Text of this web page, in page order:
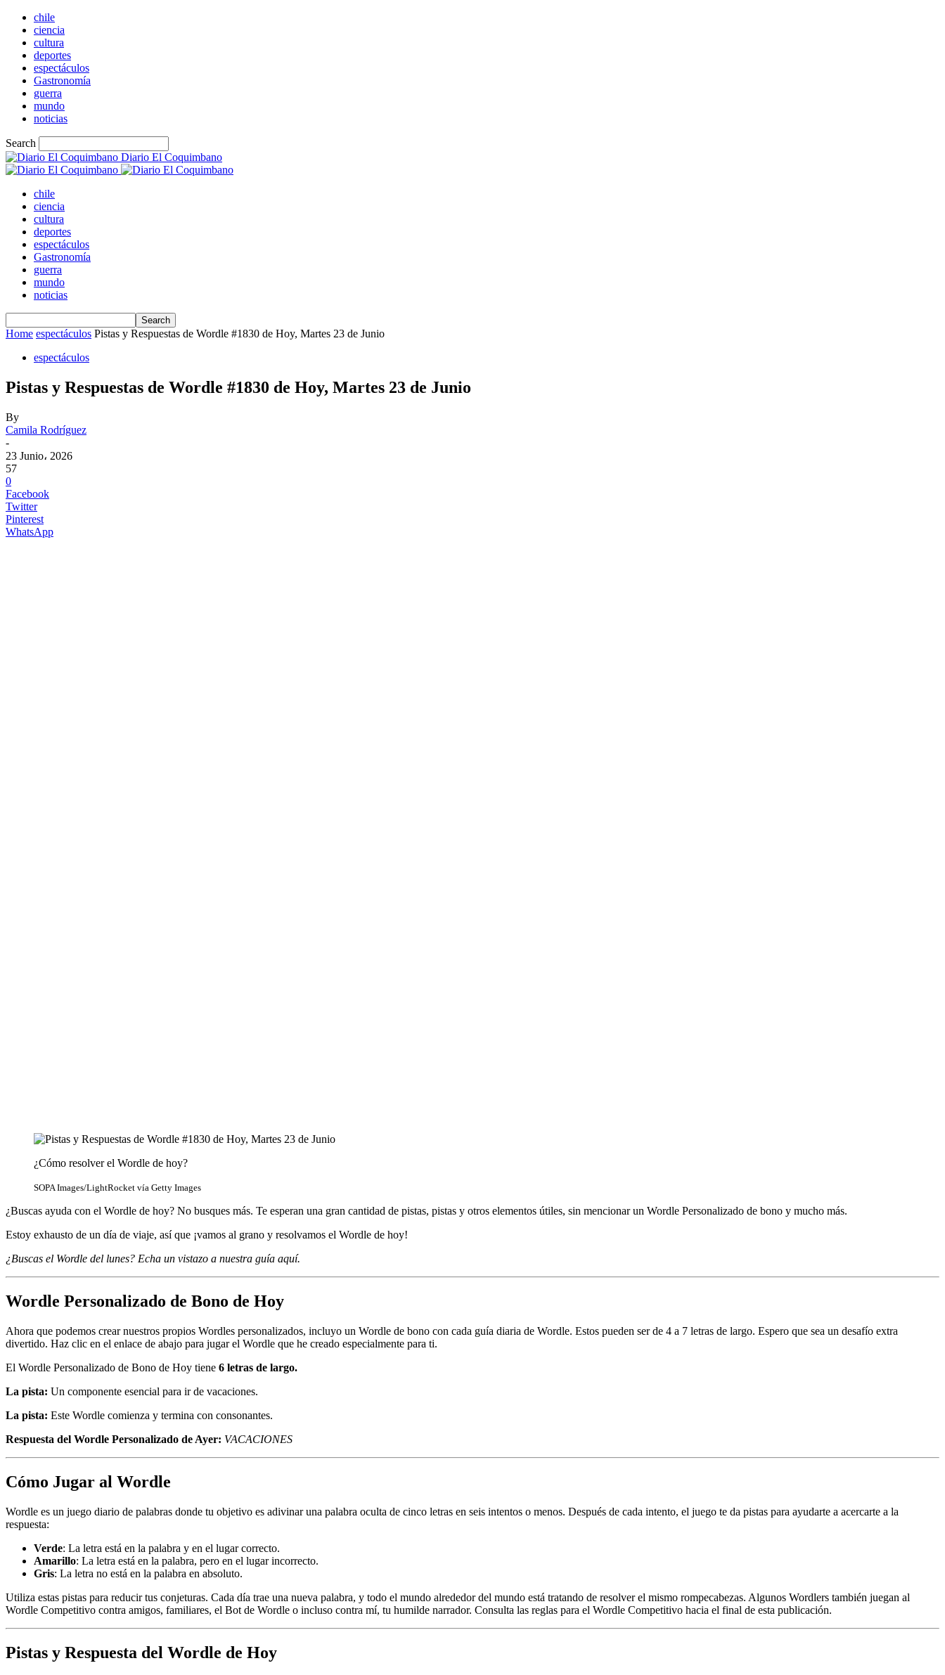
chile
ciencia
cultura
deportes
espectáculos
Gastronomía
guerra
mundo
noticias
Search
Diario El Coquimbano
chile
ciencia
cultura
deportes
espectáculos
Gastronomía
guerra
mundo
noticias
Home espectáculos Pistas y Respuestas de Wordle #1830 de Hoy, Martes 23 de Junio
espectáculos
Pistas y Respuestas de Wordle #1830 de Hoy, Martes 23 de Junio
By
Camila Rodríguez
-
23 Junio، 2026
57
0
Facebook
Twitter
Pinterest
WhatsApp
¿Cómo resolver el Wordle de hoy?
SOPA Images/LightRocket vía Getty Images
¿Buscas ayuda con el Wordle de hoy? No busques más. Te esperan una gran cantidad de pistas, pistas y otros elementos útiles, sin mencionar un Wordle Personalizado de bono y mucho más.
Estoy exhausto de un día de viaje, así que ¡vamos al grano y resolvamos el Wordle de hoy!
¿Buscas el Wordle del lunes? Echa un vistazo a nuestra guía aquí.
Wordle Personalizado de Bono de Hoy
Ahora que podemos crear nuestros propios Wordles personalizados, incluyo un Wordle de bono con cada guía diaria de Wordle. Estos pueden ser de 4 a 7 letras de largo. Espero que sea un desafío extra
divertido. Haz clic en el enlace de abajo para jugar el Wordle que he creado especialmente para ti.
El Wordle Personalizado de Bono de Hoy tiene 6 letras de largo.
La pista: Un componente esencial para ir de vacaciones.
La pista: Este Wordle comienza y termina con consonantes.
Respuesta del Wordle Personalizado de Ayer: VACACIONES
Cómo Jugar al Wordle
Wordle es un juego diario de palabras donde tu objetivo es adivinar una palabra oculta de cinco letras en seis intentos o menos. Después de cada intento, el juego te da pistas para ayudarte a acercarte a la
respuesta:
Verde: La letra está en la palabra y en el lugar correcto.
Amarillo: La letra está en la palabra, pero en el lugar incorrecto.
Gris: La letra no está en la palabra en absoluto.
Utiliza estas pistas para reducir tus conjeturas. Cada día trae una nueva palabra, y todo el mundo alrededor del mundo está tratando de resolver el mismo rompecabezas. Algunos Wordlers también juegan al
Wordle Competitivo contra amigos, familiares, el Bot de Wordle o incluso contra mí, tu humilde narrador. Consulta las reglas para el Wordle Competitivo hacia el final de esta publicación.
Pistas y Respuesta del Wordle de Hoy